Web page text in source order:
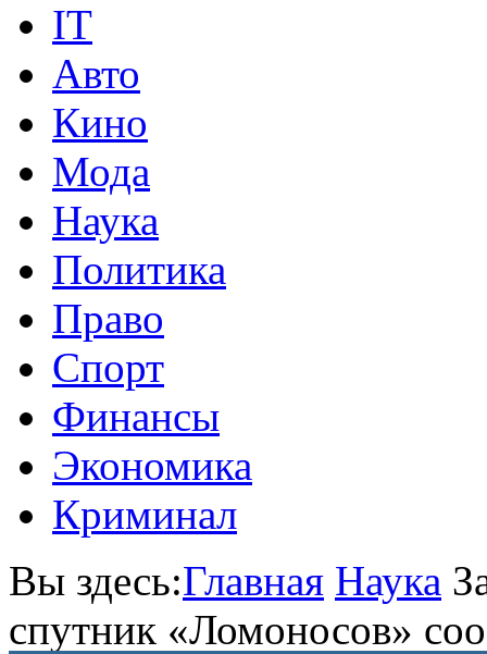
IT
Авто
Кино
Мода
Наука
Политика
Право
Спорт
Финансы
Экономика
Криминал
Вы здесь:Главная Наука
спутник «Ломоносов»